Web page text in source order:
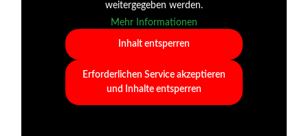
weitergegeben werden.
Mehr Informationen
Inhalt entsperren
Erforderlichen Service akzeptieren
und Inhalte entsperren